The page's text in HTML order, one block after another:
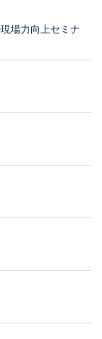
場力向上セミナ